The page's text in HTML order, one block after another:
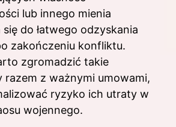
lub innego mienia
do łatwego odzyskania
zakończeniu konfliktu.
zgromadzić takie
razem z ważnymi umowami,
ryzyko ich utraty w
wojennego.